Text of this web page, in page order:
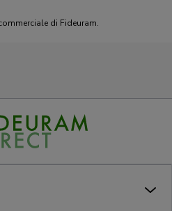
di Fideuram.